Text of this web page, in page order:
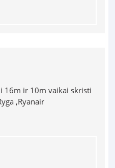
16m ir 10m vaikai skristi
,Ryanair